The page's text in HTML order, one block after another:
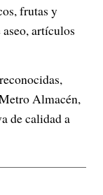
frutas y
artículos
Almacén,
de calidad a